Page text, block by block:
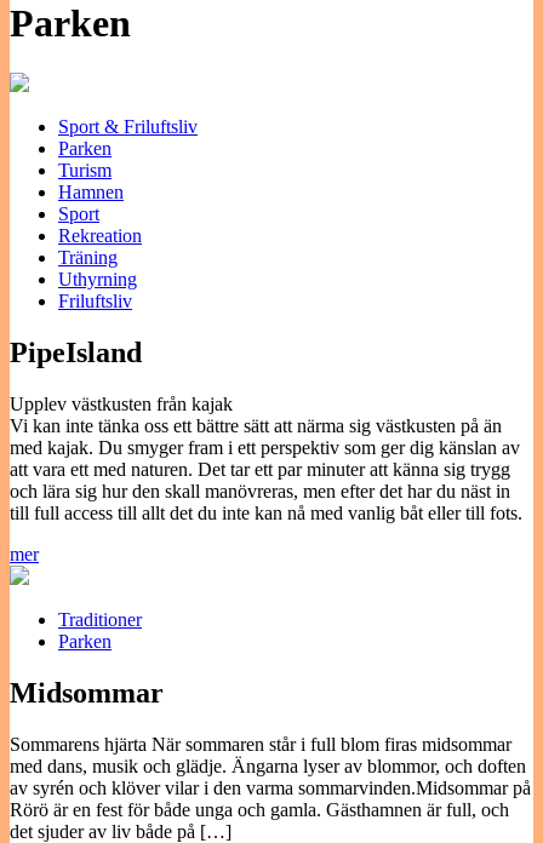
Parken
Sport & Friluftsliv
Parken
Turism
Hamnen
Sport
Rekreation
Träning
Uthyrning
Friluftsliv
PipeIsland
Upplev västkusten från kajak
Vi kan inte tänka oss ett bättre sätt att närma sig västkusten på än
med kajak. Du smyger fram i ett perspektiv som ger dig känslan av
att vara ett med naturen. Det tar ett par minuter att känna sig trygg
och lära sig hur den skall manövreras, men efter det har du näst in
till full access till allt det du inte kan nå med vanlig båt eller till fots.
mer
Traditioner
Parken
Midsommar
Sommarens hjärta När sommaren står i full blom firas midsommar
med dans, musik och glädje. Ängarna lyser av blommor, och doften
av syrén och klöver vilar i den varma sommarvinden.Midsommar på
Rörö är en fest för både unga och gamla. Gästhamnen är full, och
det sjuder av liv både på […]